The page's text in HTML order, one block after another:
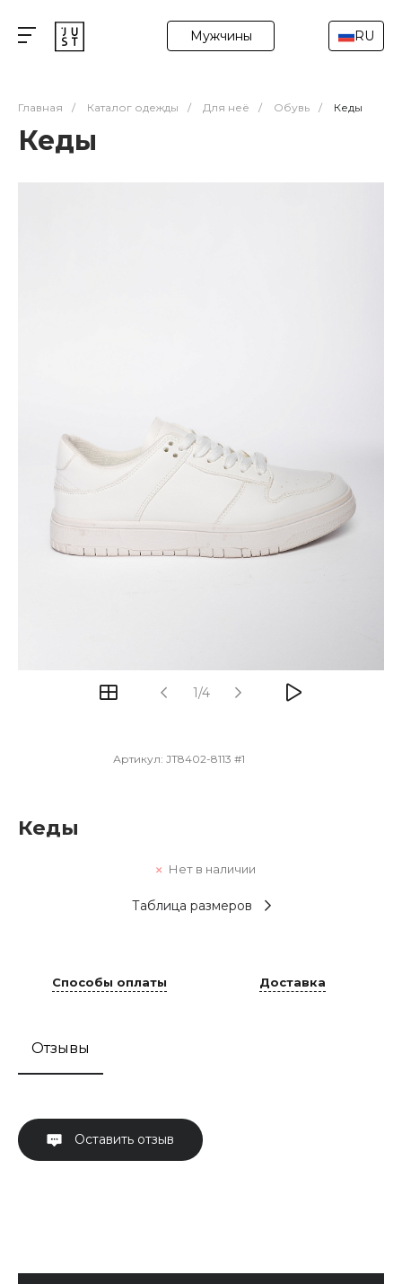
Мужчины RU
Главная / Каталог одежды / Для неё / Обувь / Кеды
Кеды
1/4
Артикул: JT8402-8113 #1
Кеды
Нет в наличии
Таблица размеров
Способы оплаты Доставка
Отзывы
Оставить отзыв